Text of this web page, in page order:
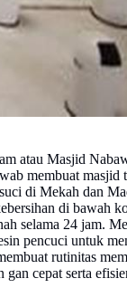
atau Masjid
membuat masjid
di Mekah dan
di bawah
selama 24 jam.
pencuci untuk
rutinitas
cepat serta